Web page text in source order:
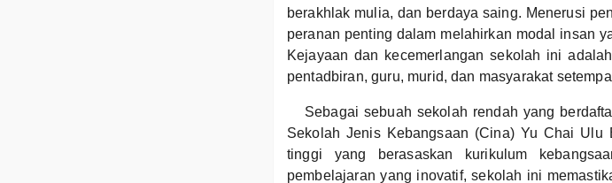
berakhlak mulia, dan berdaya saing. Menerusi
peranan penting dalam melahirkan modal insan
Kejayaan dan kecemerlangan sekolah ini
pentadbiran, guru, murid, dan masyarakat
Sebagai sebuah sekolah rendah yang
Sekolah Jenis Kebangsaan (Cina) Yu Chai Ulu
tinggi yang berasaskan kurikulum
pembelajaran yang inovatif, sekolah ini